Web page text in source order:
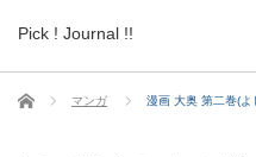
Pick ! Journal !!
ホーム マンガ 漫画 大奥 第二巻(